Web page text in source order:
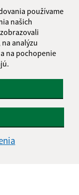
používame
našich
analýzu
na pochopenie